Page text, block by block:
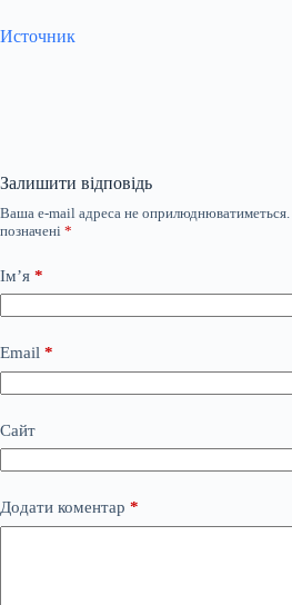
Источник
Залишити відповідь
Ваша e-mail адреса не оприлюднюватиметься.
позначені *
Ім’я *
Email *
Сайт
Додати коментар *